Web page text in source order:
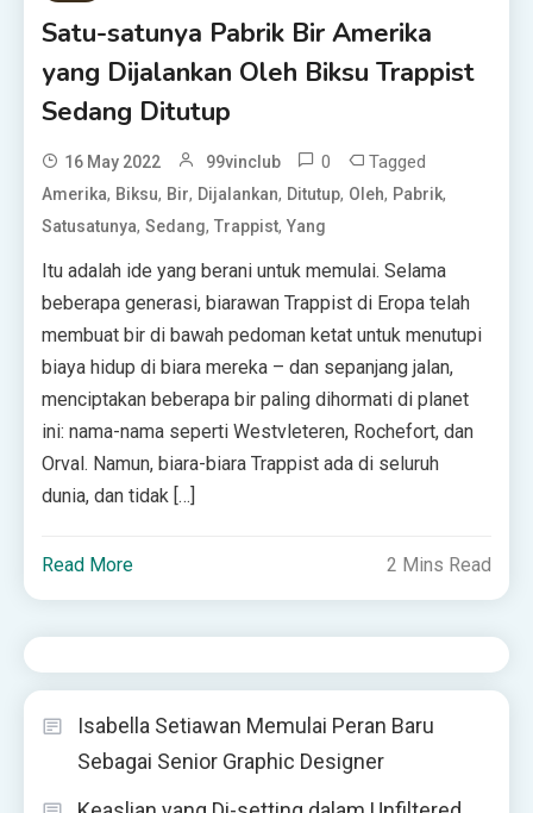
Satu-satunya Pabrik Bir Amerika
yang Dijalankan Oleh Biksu Trappist
Sedang Ditutup
16 May 2022 99vinclub 0 Tagged
Amerika, Biksu, Bir, Dijalankan, Ditutup, Oleh, Pabrik,
Satusatunya,Sedang,Trappist,Yang
Itu adalah ide yang berani untuk memulai. Selama
beberapa generasi, biarawan Trappist di Eropa telah
membuat bir di bawah pedoman ketat untuk menutupi
biaya hidup di biara mereka – dan sepanjang jalan,
menciptakan beberapa bir paling dihormati di planet
ini: nama-nama seperti Westvleteren, Rochefort, dan
Orval. Namun, biara-biara Trappist ada di seluruh
dunia, dan tidak […]
Read More 2 Mins Read
Isabella Setiawan Memulai Peran Baru
Sebagai Senior Graphic Designer